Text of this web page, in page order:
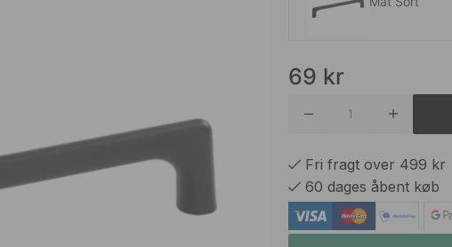
69 kr
Fri fragt over 499 kr
60 dages åbent køb